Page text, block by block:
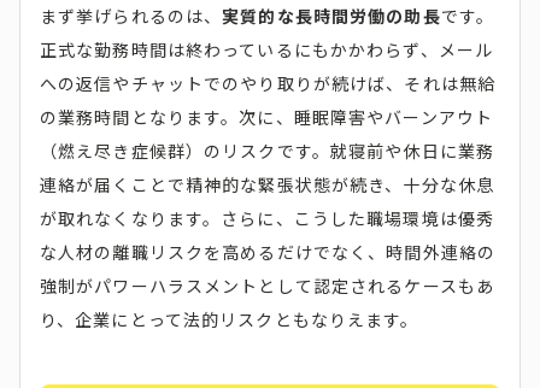
まず挙げられるのは、実質的な長時間労働の助長です。
正式な勤務時間は終わっているにもかかわらず、メール
への返信やチャットでのやり取りが続けば、それは無給
の業務時間となります。次に、睡眠障害やバーンアウト
（燃え尽き症候群）のリスクです。就寝前や休日に業務
連絡が届くことで精神的な緊張状態が続き、十分な休息
が取れなくなります。さらに、こうした職場環境は優秀
な人材の離職リスクを高めるだけでなく、時間外連絡の
強制がパワーハラスメントとして認定されるケースもあ
り、企業にとって法的リスクともなりえます。